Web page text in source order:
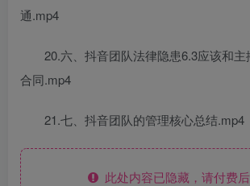
通.mp4
20.六、抖音团队法律隐患6.3应该和
合同.mp4
21.七、抖音团队的管理核心总结.mp4
此处内容已隐藏，请付费